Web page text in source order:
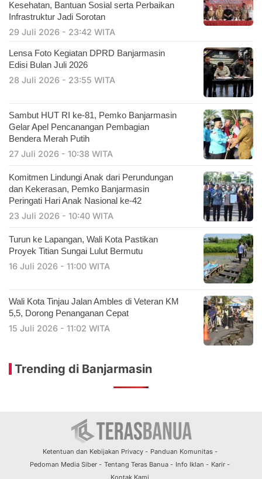
Kesehatan, Bantuan Sosial serta Perbaikan
Infrastruktur Jadi Sorotan
29 Juli 2026 - 23:42 WITA
Lensa Foto Kegiatan DPRD Banjarmasin
Edisi Bulan Juli 2026
28 Juli 2026 - 23:55 WITA
Sambut HUT RI ke-81, Pemko Banjarmasin
Gelar Apel Pencanangan Pembagian
Bendera Merah Putih
27 Juli 2026 - 10:38 WITA
Komitmen Lindungi Anak dari Perundungan
dan Kekerasan, Pemko Banjarmasin
Peringati Hari Anak Nasional ke-42
23 Juli 2026 - 10:40 WITA
Turun ke Lapangan, Wali Kota Pastikan
Proyek Titian Sungai Lulut Bermutu
16 Juli 2026 - 11:00 WITA
​Wali Kota Tinjau Jalan Ambles di Veteran KM
5,5, Dorong Penanganan Cepat
15 Juli 2026 - 11:02 WITA
Trending di Banjarmasin
Ketentuan dan Kebijakan Privacy
Panduan Komunitas
Pedoman Media Siber
Tentang Teras Banua Info Iklan
Karir